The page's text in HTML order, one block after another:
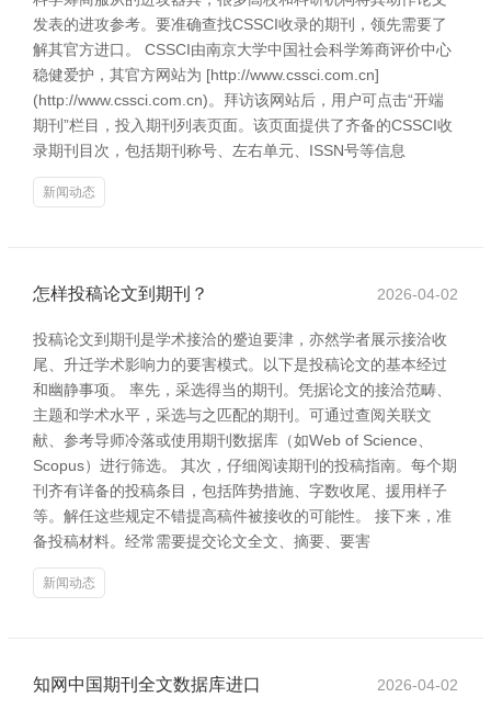
发表的进攻参考。要准确查找CSSCI收录的期刊，领先需要了
解其官方进口。 CSSCI由南京大学中国社会科学筹商评价中心
稳健爱护，其官方网站为 [http://www.cssci.com.cn]
(http://www.cssci.com.cn)。拜访该网站后，用户可点击“开端
期刊”栏目，投入期刊列表页面。该页面提供了齐备的CSSCI收
录期刊目次，包括期刊称号、左右单元、ISSN号等信息
新闻动态
怎样投稿论文到期刊？ 2026-04-02
投稿论文到期刊是学术接洽的蹙迫要津，亦然学者展示接洽收
尾、升迁学术影响力的要害模式。以下是投稿论文的基本经过
和幽静事项。 率先，采选得当的期刊。凭据论文的接洽范畴、
主题和学术水平，采选与之匹配的期刊。可通过查阅关联文
献、参考导师冷落或使用期刊数据库（如Web of Science、
Scopus）进行筛选。 其次，仔细阅读期刊的投稿指南。每个期
刊齐有详备的投稿条目，包括阵势措施、字数收尾、援用样子
等。解任这些规定不错提高稿件被接收的可能性。 接下来，准
备投稿材料。经常需要提交论文全文、摘要、要害
新闻动态
知网中国期刊全文数据库进口 2026-04-02